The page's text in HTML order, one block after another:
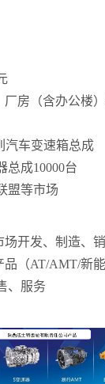
厂房（含办公楼
汽车变速箱总成
总成10000台
盟等市场
场开发、制造、
品（AT/AMT/新
、服务